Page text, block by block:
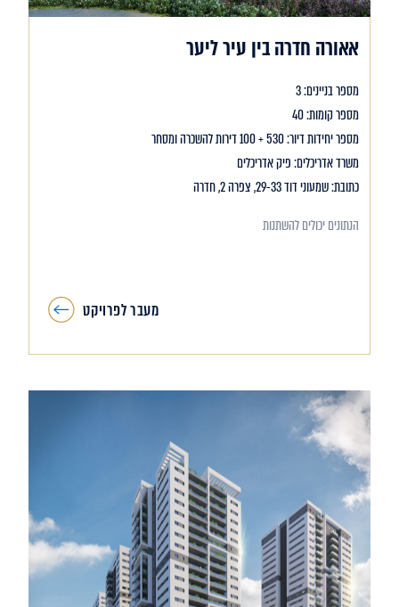
אאורה חדרה בין עיר ליער
מספר בניינים: 3
מספר קומות: 40
מספר יחידות דיור: 530 + 100 דירות להשכרה ומסחר
משרד אדריכלים: פיק אדריכלים
כתובת: שמעוני דוד 29-33, צפרה 2, חדרה
הנתונים יכולים להשתנות
מעבר לפרויקט